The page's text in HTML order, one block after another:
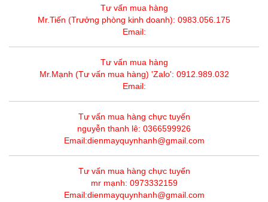
Tư vấn mua hàng
Mr.Tiến (Trưởng phòng kinh doanh): 0983.056.175
Email:
Tư vấn mua hàng
Mr.Mạnh (Tư vấn mua hàng) 'Zalo': 0912.989.032
Email:
Tư vấn mua hàng chực tuyến
nguyễn thanh lê: 0366599926
Email:dienmayquynhanh@gmail.com
Tư vấn mua hàng chực tuyến
mr mạnh: 0973332159
Email:dienmayquynhanh@gmail.com